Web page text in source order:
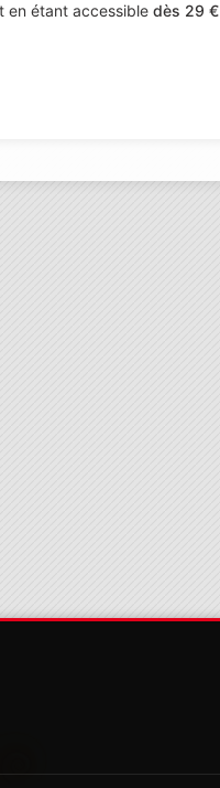
en étant accessibledès 29 €